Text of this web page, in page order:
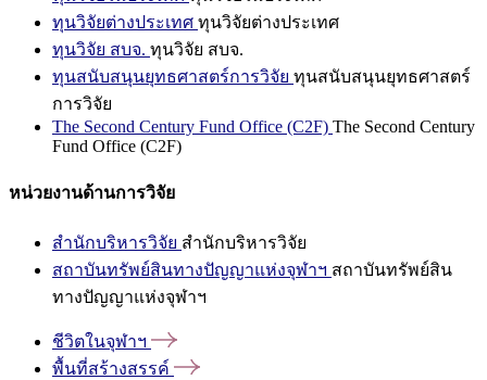
ทุนวิจัยต่างประเทศ ทุนวิจัยต่างประเทศ
ทุนวิจัย สบจ. ทุนวิจัย สบจ.
ทุนสนับสนุนยุทธศาสตร์การวิจัย ทุนสนับสนุนยุทธศาสตร์
การวิจัย
The Second Century Fund Office (C2F) The Second Century
Fund Office (C2F)
หน่วยงานด้านการวิจัย
สำนักบริหารวิจัย สำนักบริหารวิจัย
สถาบันทรัพย์สินทางปัญญาแห่งจุฬาฯ สถาบันทรัพย์สิน
ทางปัญญาแห่งจุฬาฯ
ชีวิตในจุฬาฯ
พื้นที่สร้างสรรค์